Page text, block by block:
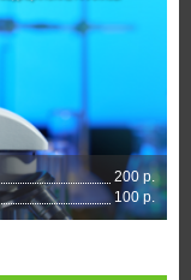
200 р.
100 р.